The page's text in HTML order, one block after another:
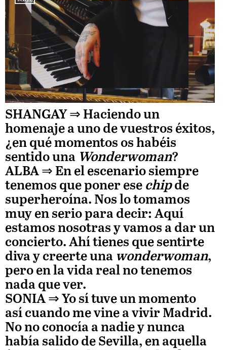
Loaded
59.22%
SHANGAY ⇒ Haciendo un
homenaje a uno de vuestros éxitos,
¿en qué momentos os habéis
sentido una Wonderwoman?
ALBA⇒ En el escenario siempre
tenemos que poner ese chipde
superheroína. Nos lo tomamos
muy en serio para decir: Aquí
estamos nosotras y vamos a dar un
concierto. Ahí tienes que sentirte
diva y creerte una wonderwoman,
pero en la vida real no tenemos
nada que ver.
SONIA⇒ Yo sí tuve un momento
así cuando me vine a vivir Madrid.
No no conocía a nadie y nunca
había salido de Sevilla, en aquella